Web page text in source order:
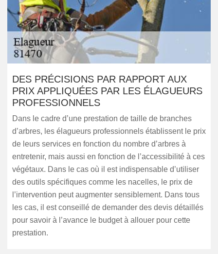
DES PRÉCISIONS PAR RAPPORT AUX
PRIX APPLIQUÉES PAR LES ÉLAGUEURS
PROFESSIONNELS
Dans le cadre d’une prestation de taille de branches
d’arbres, les élagueurs professionnels établissent le prix
de leurs services en fonction du nombre d’arbres à
entretenir, mais aussi en fonction de l’accessibilité à ces
végétaux. Dans le cas où il est indispensable d’utiliser
des outils spécifiques comme les nacelles, le prix de
l’intervention peut augmenter sensiblement. Dans tous
les cas, il est conseillé de demander des devis détaillés
pour savoir à l’avance le budget à allouer pour cette
prestation.